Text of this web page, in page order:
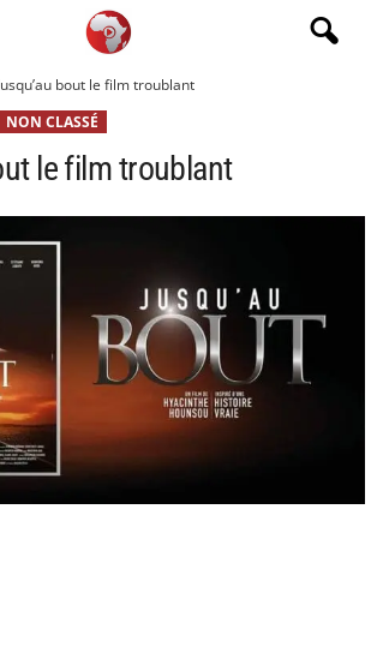
bout le film troublant
NON CLASSÉ
le film troublant